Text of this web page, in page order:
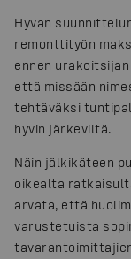
Hyvän
remonttityön
ennen
että missään
tehtäväksi
hyvin järkeviltä.
Näin jälkikäteen
oikealta
arvata, että
varustetuista